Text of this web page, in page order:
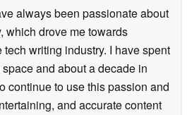
always been passionate about
which drove me towards
writing industry. I have spent
and about a decade in
continue to use this passion and
and accurate content